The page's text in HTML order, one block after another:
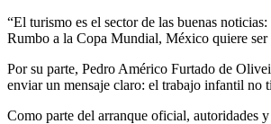
“El turismo es el sector de las buenas
Rumbo a la Copa Mundial, México quiere
Por su parte, Pedro Américo Furtado de
enviar un mensaje claro: el trabajo infantil no
Como parte del arranque oficial, autoridades